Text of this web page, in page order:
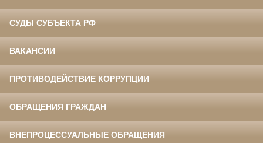
СУДЫ СУБЪЕКТА РФ
ВАКАНСИИ
ПРОТИВОДЕЙСТВИЕ КОРРУПЦИИ
ОБРАЩЕНИЯ ГРАЖДАН
ВНЕПРОЦЕССУАЛЬНЫЕ ОБРАЩЕНИЯ